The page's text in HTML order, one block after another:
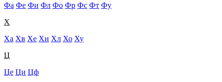
Фа Фе Фи Фл Фо Фр Фс Фт Фу
Х
Ха Хв Хе Хи Хл Хо Ху
Ц
Це Ци Цф